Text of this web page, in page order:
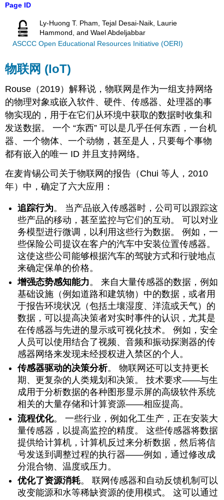
Page ID
Ly-Huong T. Pham, Tejal Desai-Naik, Laurie
Hammond, and Wael Abdeljabbar
ASCCC Open Educational Resources Initiative (OERI)
物联网 (IoT)
Rouse（2019）解释说，物联网是作为一组支持网络
的物理对象或嵌入软件、硬件、传感器、处理器的事
物实现的，用于在它们从环境中获取的数据时收集和
发送数据。 一个 “东西” 可以是几乎任何东西，一台机
器、一个物体、一个动物，甚至是人，只要每个事物
都有嵌入的唯一 ID 并且支持网络。
在麦肯锡公司关于物联网的报告（Chui 等人，2010
年）中，确定了六大应用：
追踪行为。 当产品嵌入传感器时，公司可以跟踪这
些产品的移动，甚至监控与它们的互动。 可以对业
务模型进行微调，以利用这些行为数据。 例如，一
些保险公司提议在客户的汽车中安装位置传感器。
这使这些公司能够根据汽车的驾驶方式和行驶地点
来确定保单的价格。
增强态势感知能力。 来自大量传感器的数据，例如
基础设施（例如道路和建筑物）中的数据，或者用
于报告环境状况（包括土壤湿度、洋流或天气）的
数据，可以提高决策者对实时事件的认识，尤其是
在传感器与先进的显示或可视化技术。 例如，安全
人员可以使用结合了视频、音频和振动探测器的传
感器网络来发现未经授权进入禁区的个人。
传感器驱动的决策分析。 物联网还可以支持更长
期、更复杂的人类规划和决策。 技术要求——与生
成用于分析数据的各种图形显示屏的高级软件系统
相关的大量存储和计算资源——相应提高。
流程优化。 一些行业，例如化工生产，正在安装大
量传感器，以提高监控的精度。 这些传感器将数据
提供给计算机，计算机反过来分析数据，然后将信
号发送到调整过程的执行器——例如，通过修改成
分混合物、温度或压力。
优化了资源消耗。 联网传感器和自动反馈机制可以
改变能源和水等稀缺资源的使用模式。 这可以通过